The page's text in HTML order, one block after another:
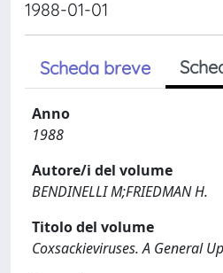
1988-01-01
Scheda breve
Anno
1988
Autore/i del volume
BENDINELLI M;FRIEDMAN H.
Titolo del volume
Coxsackieviruses. A General